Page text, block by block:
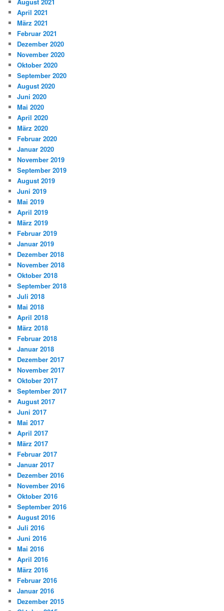
April 2021
März 2021
Februar 2021
Dezember 2020
November 2020
Oktober 2020
September 2020
August 2020
Juni 2020
Mai 2020
April 2020
März 2020
Februar 2020
Januar 2020
November 2019
September 2019
August 2019
Juni 2019
Mai 2019
April 2019
März 2019
Februar 2019
Januar 2019
Dezember 2018
November 2018
Oktober 2018
September 2018
Juli 2018
Mai 2018
April 2018
März 2018
Februar 2018
Januar 2018
Dezember 2017
November 2017
Oktober 2017
September 2017
August 2017
Juni 2017
Mai 2017
April 2017
März 2017
Februar 2017
Januar 2017
Dezember 2016
November 2016
Oktober 2016
September 2016
August 2016
Juli 2016
Juni 2016
Mai 2016
April 2016
März 2016
Februar 2016
Januar 2016
Dezember 2015